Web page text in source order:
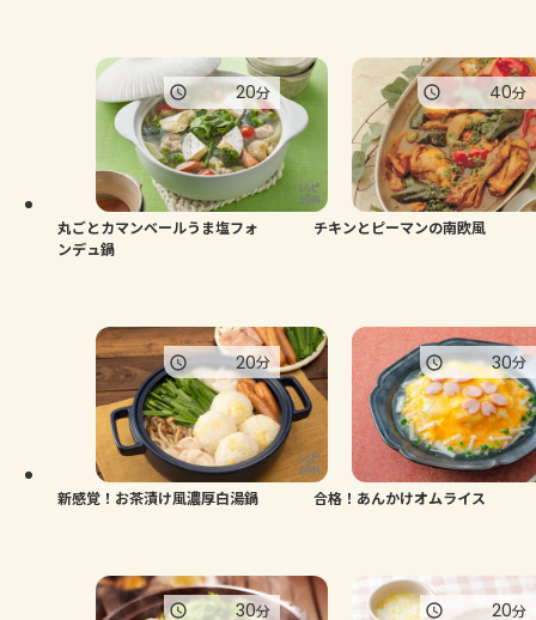
丸ごとカマンベールうま塩フォ
ンデュ鍋
20分
チキンとピーマンの南欧風
40分
新感覚！お茶漬け風濃厚白湯鍋
20分
合格！あんかけオムライス
30分
30分 20分